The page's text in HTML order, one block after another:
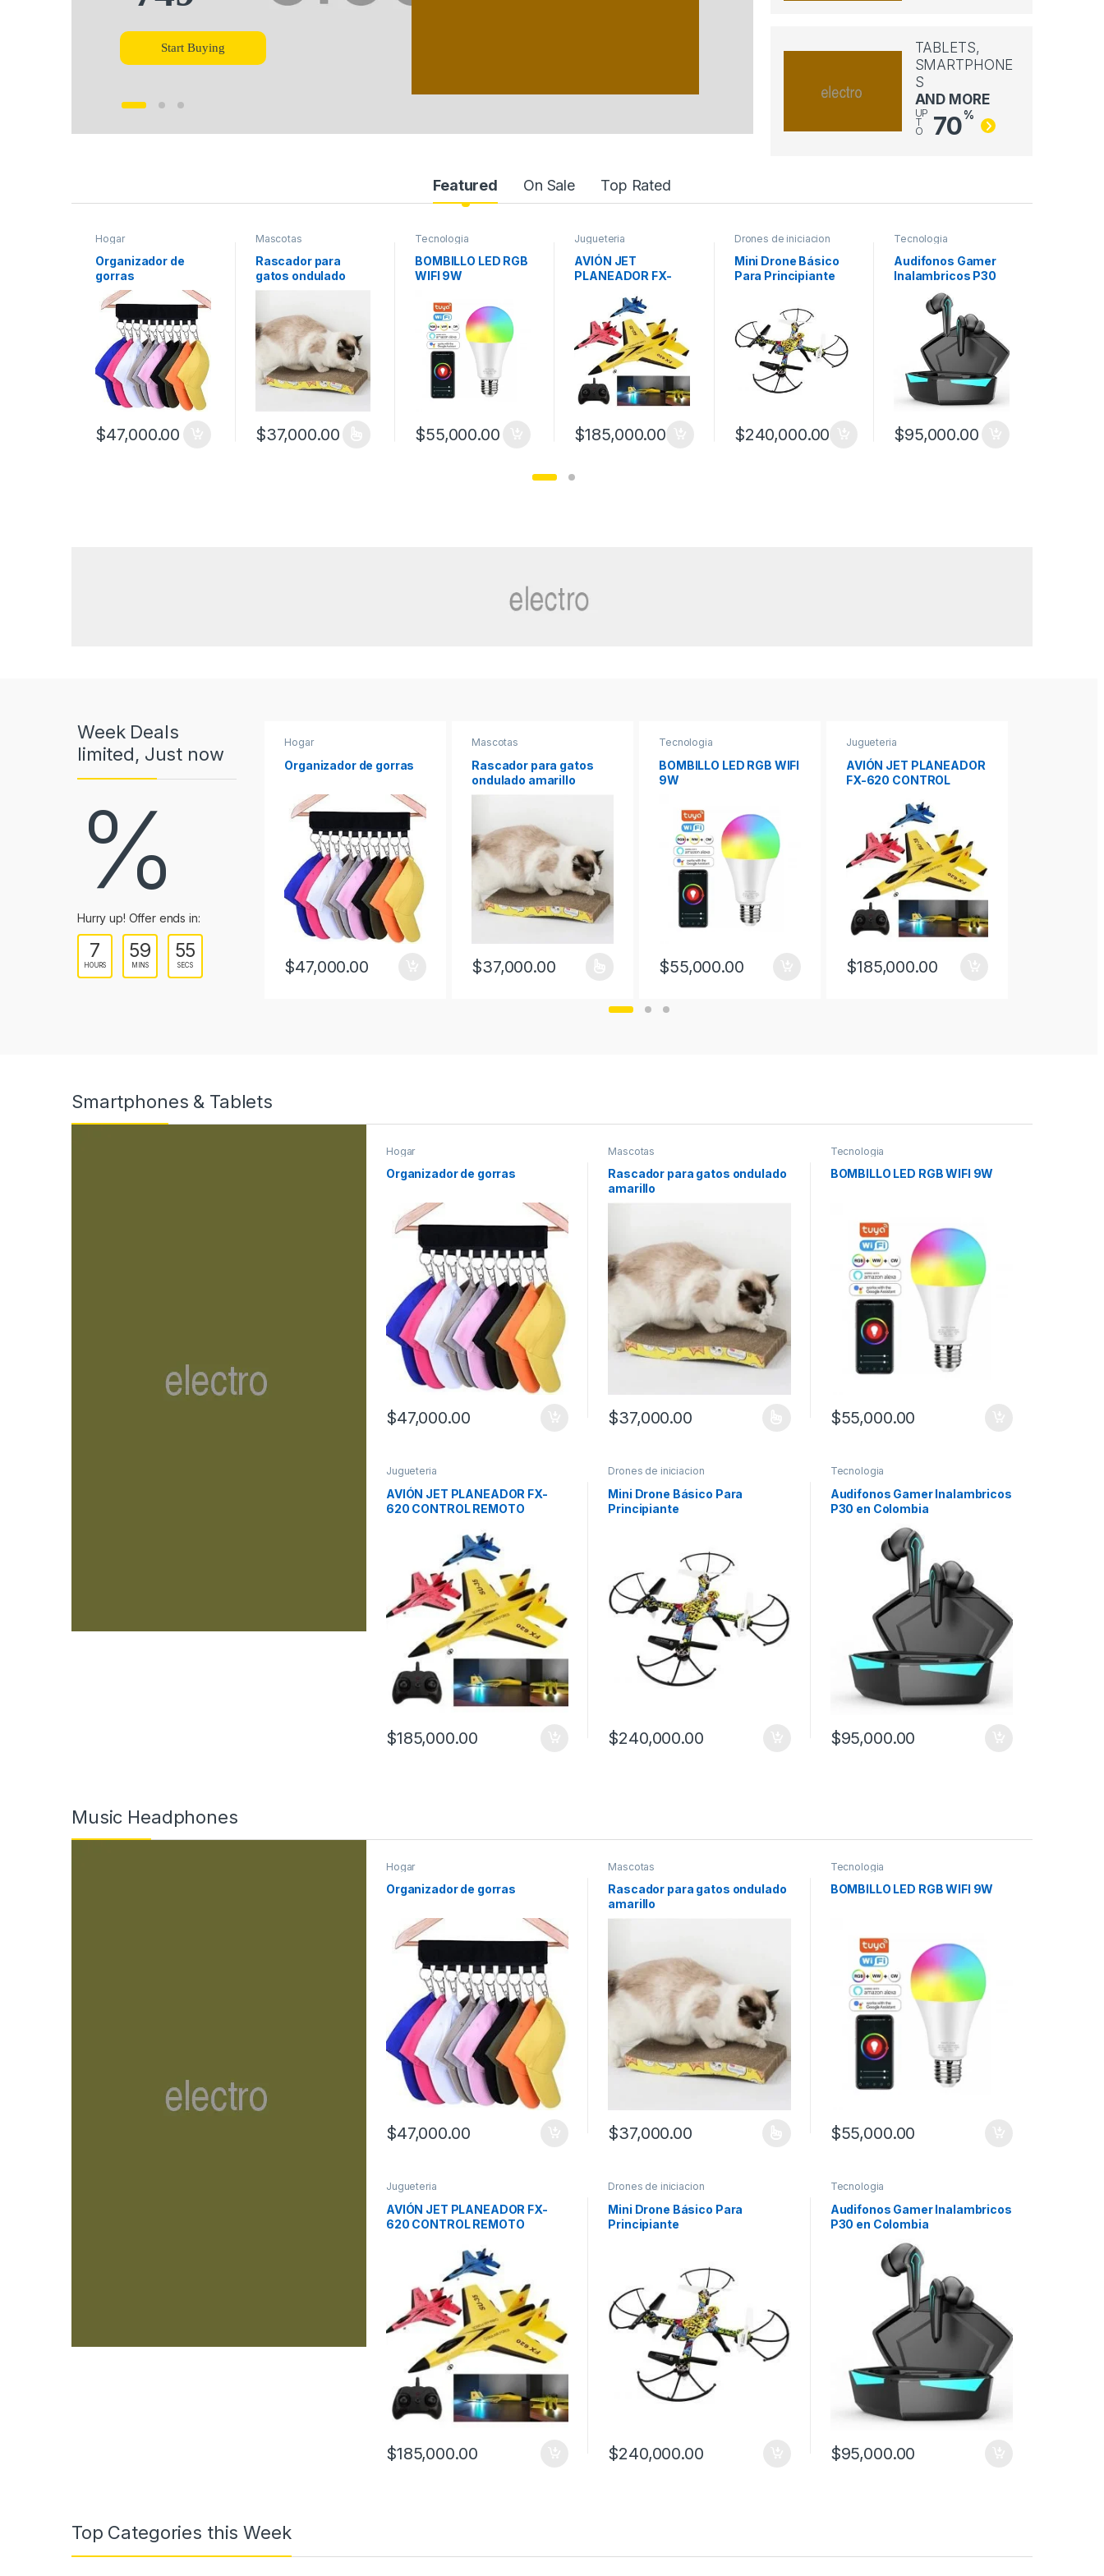
Start Buying
TABLETS,
SMARTPHONE
S
AND MORE
UP
T
O 70%
Featured On Sale Top Rated
Hogar
Organizador de
gorras
$47,000.00
Mascotas
Rascador para
gatos ondulado
amarillo
$37,000.00
Este producto tiene múltiples variantes. Las opciones se pueden elegir en la página de producto
Tecnologia
BOMBILLO LED RGB
WIFI 9W
$55,000.00
Jugueteria
AVIÓN JET
PLANEADOR FX-
REMOTO
$185,000.00
Drones de iniciacion
Mini Drone Básico
Para Principiante
$240,000.00
Tecnologia
Audifonos Gamer
Inalambricos P30
en Colombia
$95,000.00
Week Deals
limited, Just now
%
Hurry up! Offer ends in:
7
HOURS
59
MINS
53
SECS
Hogar
Organizador de gorras
$47,000.00
Mascotas
Rascador para gatos
ondulado amarillo
$37,000.00
Este producto tiene múltiples variantes. Las opciones se pueden elegir en la página de producto
Tecnologia
BOMBILLO LED RGB WIFI
9W
$55,000.00
Jugueteria
AVIÓN JET PLANEADOR
FX-620 CONTROL
$185,000.00
Smartphones & Tablets
Hogar
Organizador de gorras
$47,000.00
Mascotas
Rascador para gatos ondulado
amarillo
$37,000.00
Este producto tiene múltiples variantes. Las opciones se pueden elegir en la página de
Tecnologia
BOMBILLO LED RGB WIFI 9W
$55,000.00
Jugueteria
AVIÓN JET PLANEADOR FX-
620 CONTROL REMOTO
$185,000.00
Drones de iniciacion
Mini Drone Básico Para
Principiante
$240,000.00
Tecnologia
Audifonos Gamer Inalambricos
P30 en Colombia
$95,000.00
Music Headphones
Hogar
Organizador de gorras
$47,000.00
Mascotas
Rascador para gatos ondulado
amarillo
$37,000.00
Este producto tiene múltiples variantes. Las opciones se pueden elegir en la página de
Tecnologia
BOMBILLO LED RGB WIFI 9W
$55,000.00
Jugueteria
AVIÓN JET PLANEADOR FX-
620 CONTROL REMOTO
$185,000.00
Drones de iniciacion
Mini Drone Básico Para
Principiante
$240,000.00
Tecnologia
Audifonos Gamer Inalambricos
P30 en Colombia
$95,000.00
Top Categories this Week